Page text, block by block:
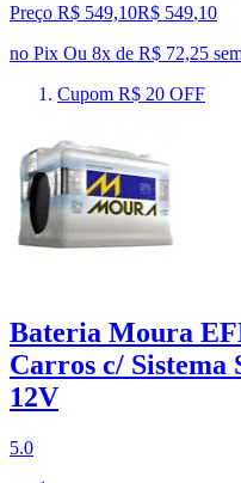
Preço R$ 549,10R$ 549,10
no Pix Ou 8x de R$ 72,25
Cupom R$ 20 OFF
Bateria Moura
Carros c/ Sistema
12V
5.0